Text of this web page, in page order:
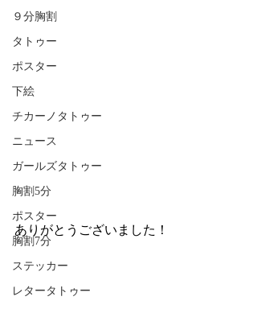
９分胸割
タトゥー
ポスター
下絵
チカーノタトゥー
ニュース
ガールズタトゥー
胸割5分
ポスター
胸割7分
ステッカー
レタータトゥー
ありがとうございました！